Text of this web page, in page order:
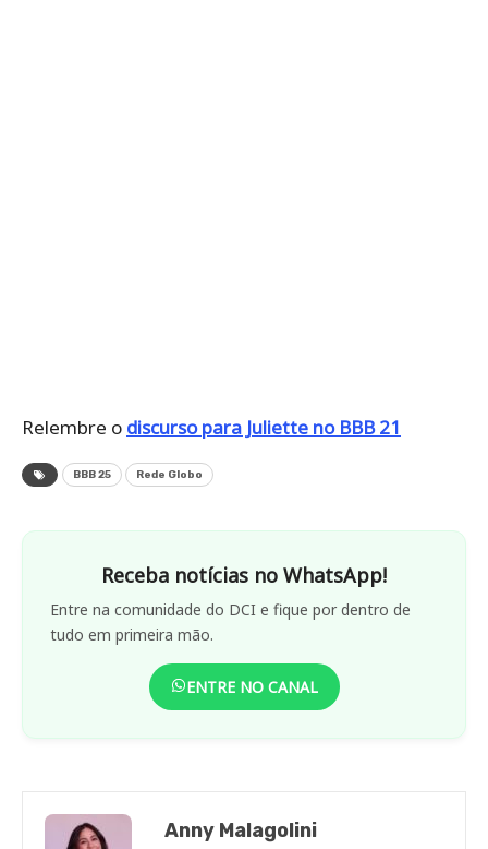
Relembre o discurso para Juliette no BBB 21
BBB 25 Rede Globo
Receba notícias no WhatsApp!
Entre na comunidade do DCI e fique por dentro de
tudo em primeira mão.
ENTRE NO CANAL
Anny Malagolini